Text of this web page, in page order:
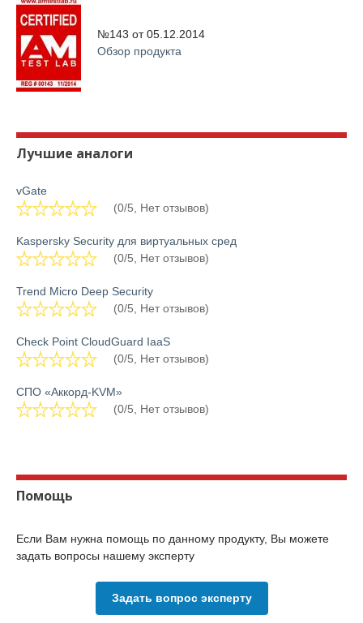
№143 от05.12.2014
Обзор продукта
Лучшие аналоги
vGate
(0/5, Нет отзывов)
Kaspersky Security для виртуальных сред
(0/5, Нет отзывов)
Trend Micro Deep Security
(0/5, Нет отзывов)
Check Point CloudGuard IaaS
(0/5, Нет отзывов)
СПО «Аккорд-KVM»
(0/5, Нет отзывов)
Помощь
Если Вам нужна помощь по данному продукту, Вы можете
задать вопросы нашему эксперту
Задать вопрос эксперту